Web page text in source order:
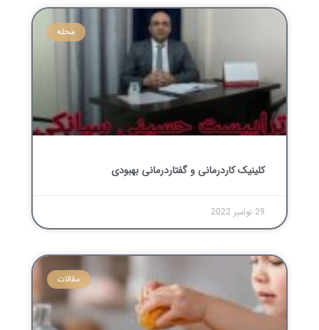
محله
کلینیک کاردرمانی و گفتاردرمانی بهبودی
29 نوامبر 2022
مقالات